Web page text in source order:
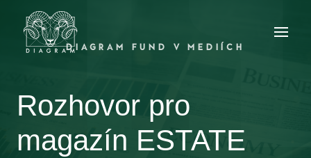
DIAGRAM FUND V MEDIÍCH
Rozhovor pro
magazín ESTATE